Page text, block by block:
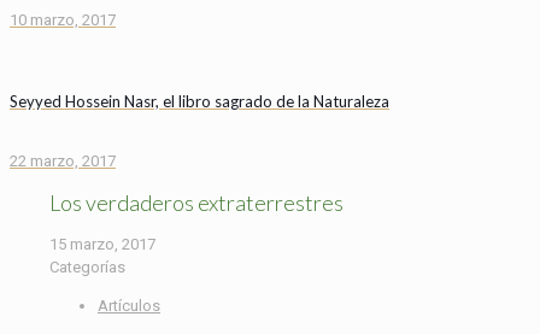
10 marzo, 2017
Seyyed Hossein Nasr, el libro sagrado de la Naturaleza
22 marzo, 2017
Los verdaderos extraterrestres
15 marzo, 2017
Categorías
Artículos